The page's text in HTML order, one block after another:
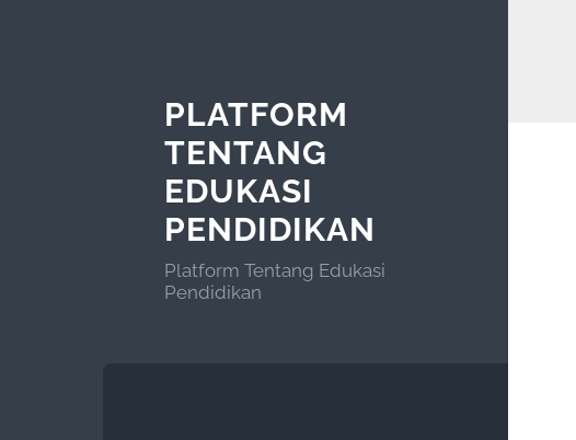
PLATFORM
TENTANG
EDUKASI
PENDIDIKAN
Platform Tentang Edukasi
Pendidikan